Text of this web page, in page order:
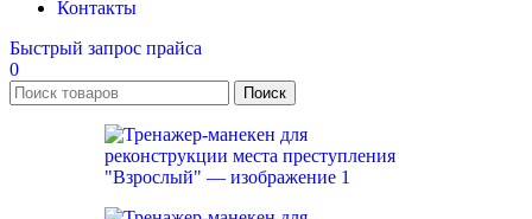
Контакты
Быстрый запрос прайса
0
Поиск